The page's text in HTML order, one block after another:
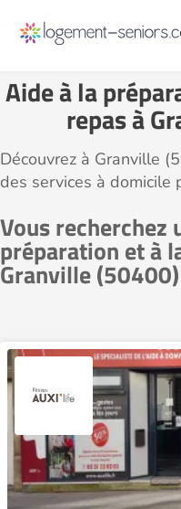
Aide à la
repas à
Découvrez à Granville
des services à domicile
Vous recherchez
préparation et à
Granville (50400)